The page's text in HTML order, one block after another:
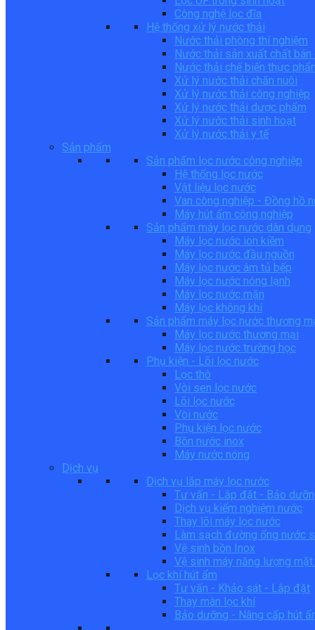
Công nghệ lọc đĩa
Hệ thống xử lý nước thải
Nước thải phòng thí nghiệm
Nước thải sản xuất chất bán
Nước thải chế biến thực
Xử lý nước thải chăn nuôi
Xử lý nước thải công nghiệp
Xử lý nước thải dược phẩm
Xử lý nước thải sinh hoạt
Xử lý nước thải y tế
Sản phẩm
Sản phẩm lọc nước công nghiệp
Hệ thống lọc nước
Vật liệu lọc nước
Van công nghiệp - Đồng hồ
Máy hút ẩm công nghiệp
Sản phẩm máy lọc nước dân dụng
Máy lọc nước ion kiềm
Máy lọc nước đầu nguồn
Máy lọc nước âm tủ bếp
Máy lọc nước nóng lạnh
Máy lọc nước mặn
Máy lọc không khí
Sản phẩm máy lọc nước thương
Máy lọc nước thương mại
Máy lọc nước trường học
Phụ kiện - Lõi lọc nước
Lọc thô
Vòi sen lọc nước
Lõi lọc nước
Vòi nước
Phụ kiện lọc nước
Bồn nước inox
Máy nước nóng
Dịch vụ
Dịch vụ lắp máy lọc nước
Tư vấn - Lắp đặt - Bảo
Dịch vụ kiểm nghiệm nước
Thay lõi máy lọc nước
Làm sạch đường ống nước
Vệ sinh bồn Inox
Vệ sinh máy năng lượng
Lọc khí hút ẩm
Tư vấn - Khảo sát - Lắp đặt
Thay màn lọc khí
Bảo dưỡng - Nâng cấp hút